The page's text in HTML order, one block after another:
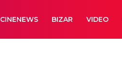
CINENEWS BIZAR VIDEO